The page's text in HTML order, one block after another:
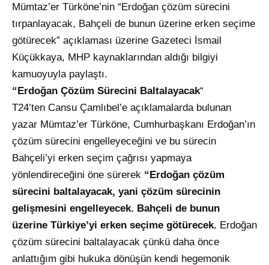
Mümtaz’er Türköne’nin “Erdoğan çözüm sürecini
tırpanlayacak, Bahçeli de bunun üzerine erken seçime
götürecek” açıklaması üzerine Gazeteci İsmail
Küçükkaya, MHP kaynaklarından aldığı bilgiyi
kamuoyuyla paylaştı.
“Erdoğan Çözüm Sürecini Baltalayacak“
T24’ten Cansu Çamlıbel’e açıklamalarda bulunan
yazar Mümtaz’er Türköne, Cumhurbaşkanı Erdoğan’ın
çözüm sürecini engelleyeceğini ve bu sürecin
Bahçeli’yi erken seçim çağrısı yapmaya
yönlendireceğini öne sürerek “Erdoğan çözüm
sürecini baltalayacak, yani çözüm sürecinin
gelişmesini engelleyecek. Bahçeli de bunun
üzerine Türkiye’yi erken seçime götürecek. Erdoğan
çözüm sürecini baltalayacak çünkü daha önce
anlattığım gibi hukuka dönüşün kendi hegemonik